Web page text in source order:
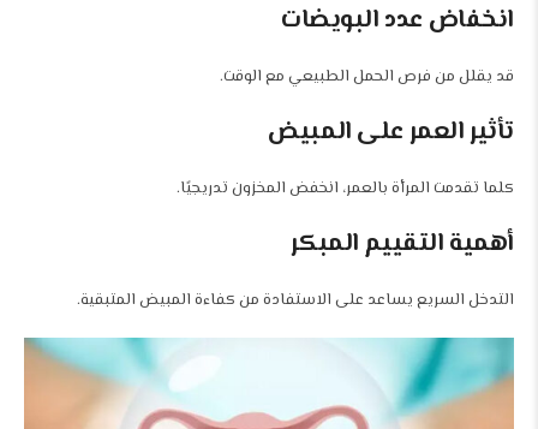
انخفاض عدد البويضات
قد يقلل من فرص الحمل الطبيعي مع الوقت.
تأثير العمر على المبيض
كلما تقدمت المرأة بالعمر، انخفض المخزون تدريجيًا.
أهمية التقييم المبكر
التدخل السريع يساعد على الاستفادة من كفاءة المبيض المتبقية.